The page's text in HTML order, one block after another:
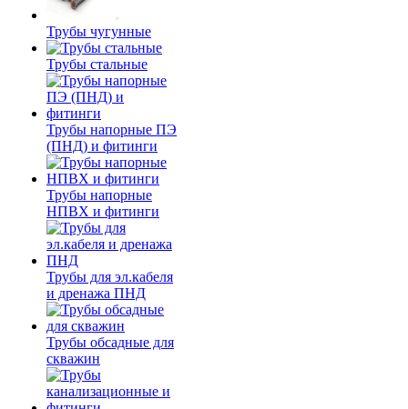
Трубы чугунные
Трубы стальные
Трубы напорные ПЭ
(ПНД) и фитинги
Трубы напорные
НПВХ и фитинги
Трубы для эл.кабеля
и дренажа ПНД
Трубы обсадные для
скважин